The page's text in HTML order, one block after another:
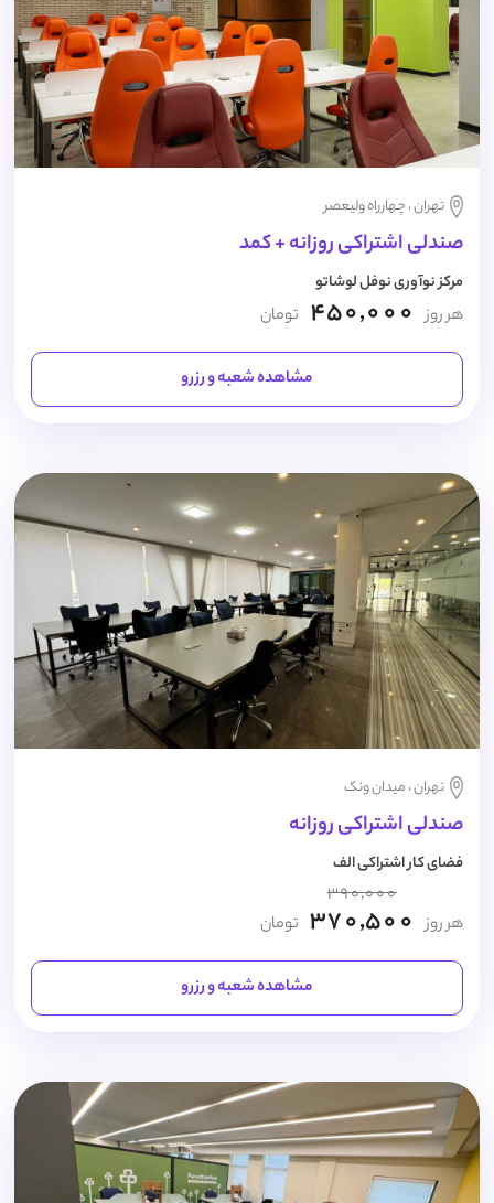
تهران ، چهارراه ولیعصر
صندلی اشتراکی روزانه + کمد
مرکز نوآوری نوفل لوشاتو
هر روز 450,000 تومان
مشاهده شعبه و رزرو
تهران ، میدان ونک
صندلی اشتراکی روزانه
فضای کار اشتراکی الف
هر روز
390,000
370,500 تومان
مشاهده شعبه و رزرو